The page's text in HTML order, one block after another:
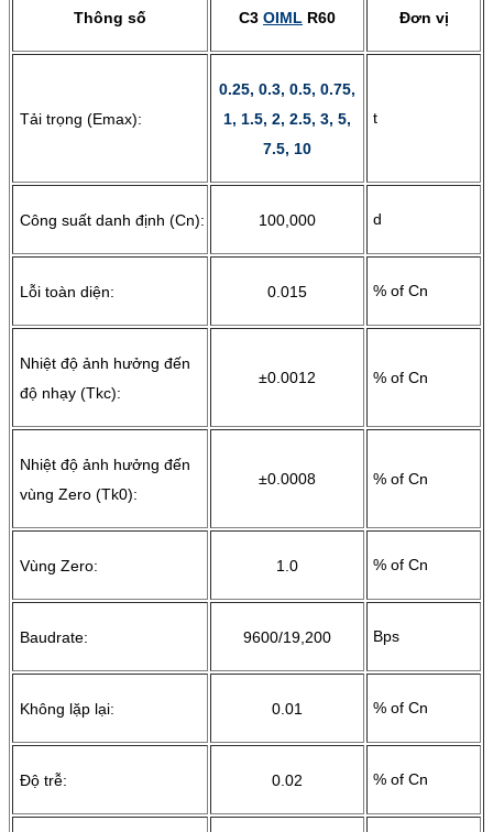
Thông số C3 OIML R60 Đơn vị
Tải trọng (Emax):
0.25, 0.3, 0.5, 0.75,
1, 1.5, 2, 2.5, 3, 5,
7.5, 10
t
Công suất danh định (Cn): 100,000 d
Lỗi toàn diện: 0.015 % of Cn
Nhiệt độ ảnh hưởng đến
độ nhạy (Tkc):
±0.0012 % of Cn
Nhiệt độ ảnh hưởng đến
vùng Zero (Tk0):
±0.0008 % of Cn
Vùng Zero: 1.0 % of Cn
Baudrate: 9600/19,200 Bps
Không lặp lại: 0.01 % of Cn
Độ trễ: 0.02 % of Cn